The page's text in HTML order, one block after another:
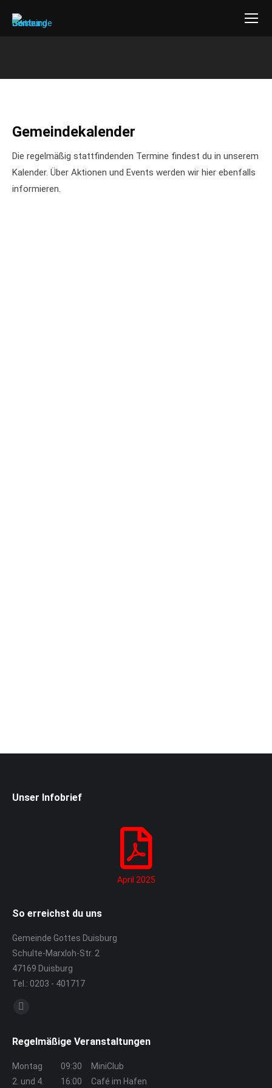
Gemeindekalender
Die regelmäßig stattfindenden Termine findest du in unserem
Kalender. Über Aktionen und Events werden wir hier ebenfalls
informieren.
Unser Infobrief
April 2025
So erreichst du uns
Gemeinde Gottes Duisburg
Schulte-Marxloh-Str. 2
47169 Duisburg
Tel.: 0203 - 401717
Finden Sie uns auf:
page
opens
Regelmäßige Veranstaltungen
Montag 09:30
MiniClub
2. und 4.
16:00 Café im Hafen